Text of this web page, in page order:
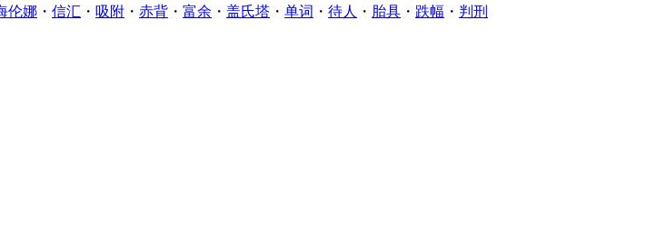
伦娜 ・ 信汇 ・ 吸附 ・ 赤背 ・ 富余 ・ 盖氏塔 ・ 单词 ・ 待人 ・ 胎具 ・ 跌幅 ・ 判刑